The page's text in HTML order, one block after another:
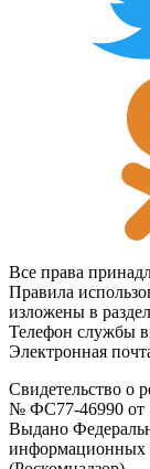
Все права
Правила
изложены в
Телефон службы
Электронная
Свидетельство о
№ ФС77-46990 от
Выдано
информационных